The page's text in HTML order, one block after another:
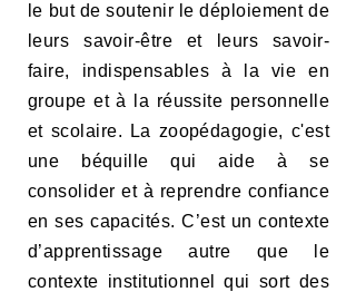
le but de soutenir le déploiement de
leurs savoir-être et leurs savoir-
faire, indispensables à la vie en
groupe et à la réussite personnelle
et scolaire. La zoopédagogie, c'est
une béquille qui aide à se
consolider et à reprendre confiance
en ses capacités. C’est un contexte
d’apprentissage autre que le
contexte institutionnel qui sort des